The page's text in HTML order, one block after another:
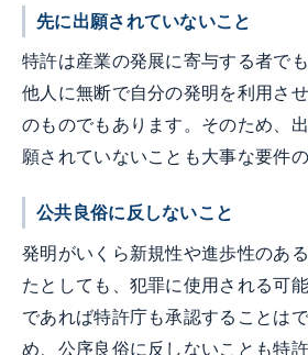
先に出願されていないこと
特許は産業の発展に寄与する者で
他人に無断で自分の発明を利用さ
のものでもあります。そのため、
願されていないことも大事な要件の
公共良俗に反しないこと
発明がいくら新規性や進歩性のあ
たとしても、犯罪に使用される可
であれば特許庁も承認することは
め、公序良俗に反しないことも特